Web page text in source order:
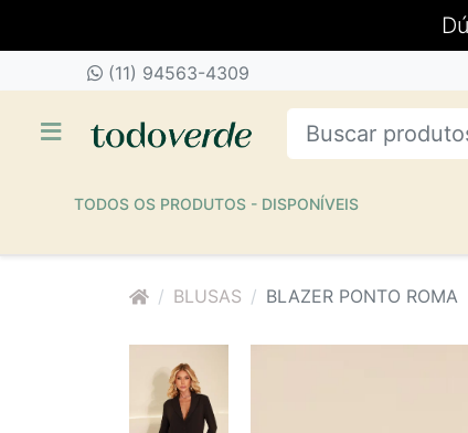
(11) 94563-4309
TODOS OS PRODUTOS - DISPONÍVEIS
BLUSAS BLAZER PONTO ROMA